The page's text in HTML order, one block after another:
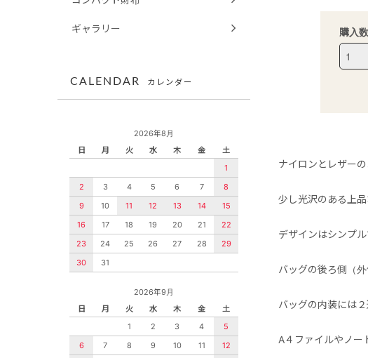
購入数
ナイロンとレザー
少し光沢のある上
デザインはシンプ
バッグの後ろ側（
バッグの内装には
A４ファイルやノー
ギャラリー
CALENDAR カレンダー
2026年8月
日
月 火 水 木 金
土
1
2
3 4 5 6 7
8
9
10 11 12 13 14
15
16
17 18 19 20 21
22
23
24 25 26 27 28
29
30
31
2026年9月
日
月 火 水 木 金
土
1
2 3 4
5
6
7 8 9 10 11
12